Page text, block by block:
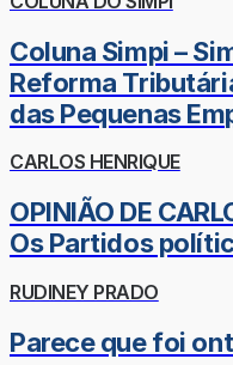
Coluna Simpi –
Reforma
das Pequenas
CARLOS HENRIQUE
OPINIÃO DE
Os Partidos
RUDINEY PRADO
Parece que foi